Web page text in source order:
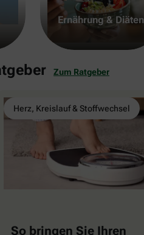
Ernährung & Diäten
Zum Ratgeber
Herz, Kreislauf & Stoffwechsel
So bringen Sie Ihren